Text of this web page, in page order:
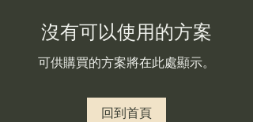
沒有可以使用的方案
可供購買的方案將在此處顯示。
回到首頁